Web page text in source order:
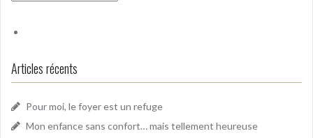
Articles récents
Pour moi, le foyer est un refuge
Mon enfance sans confort… mais tellement heureuse